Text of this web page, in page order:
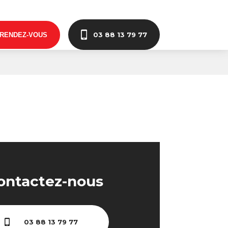
VOUS 03 88 13 79 77
nous
03 88 13 79 77